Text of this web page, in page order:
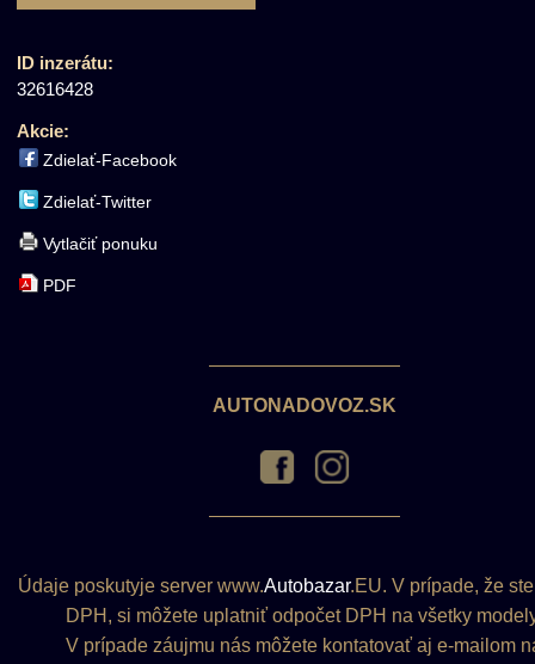
ID inzerátu:
32616428
Akcie:
Zdielať-Facebook
Zdielať-Twitter
Vytlačiť ponuku
PDF
AUTONADOVOZ.SK
Údaje poskutyje server www.Autobazar.EU. V prípade, že
DPH, si môžete uplatniť odpočet DPH na všetky
V prípade záujmu nás môžete kontatovať aj e-mailom